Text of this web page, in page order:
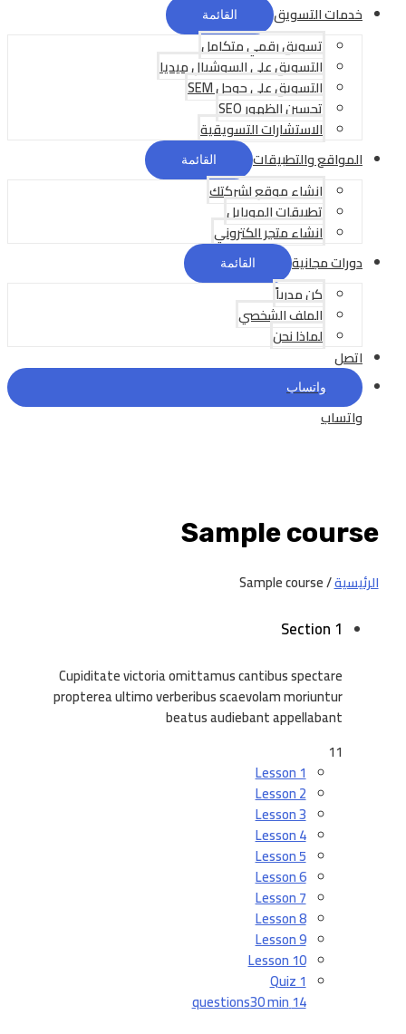
خدمات التسويق
القائمة
تسويق رقمي متكامل
التسويق على السوشيال ميديا
التسويق على جوجل SEM
تحسين الظهور SEO
الاستشارات التسويقية
المواقع والتطبيقات
القائمة
انشاء موقع لشركتك
تطبيقات الموبايل
انشاء متجر الكتروني
دورات مجانية
القائمة
كن مدرباً
الملف الشخصي
لماذا نحن
اتصل
واتساب
واتساب
Sample course
الرئيسية/ Sample course
Section 1
Cupiditate victoria omittamus cantibus spectare
propterea ultimo verberibus scaevolam moriuntur
beatus audiebant appellabant
11
Lesson 1
Lesson 2
Lesson 3
Lesson 4
Lesson 5
Lesson 6
Lesson 7
Lesson 8
Lesson 9
Lesson 10
Quiz 1
14 questions
30 min